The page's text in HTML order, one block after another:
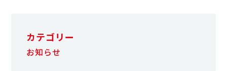
カテゴリー
お知らせ